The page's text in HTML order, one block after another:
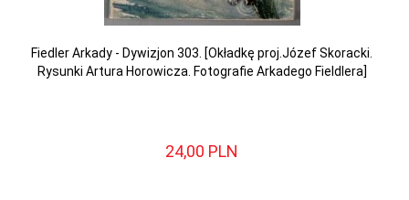
Fiedler Arkady - Dywizjon 303. [Okładkę proj.Józef Skoracki.
Rysunki Artura Horowicza. Fotografie Arkadego Fieldlera]
24,00 PLN